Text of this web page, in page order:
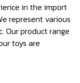
in the import
represent various
Our product range
toys are